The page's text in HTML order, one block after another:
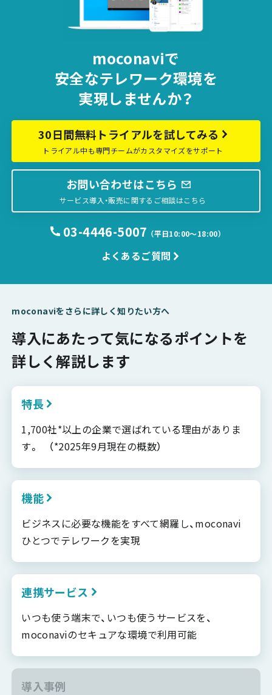
moconaviで
安全なテレワーク環境を
実現しませんか？
30日間無料トライアルを試してみる
トライアル中も専門チームがカスタマイズをサポート
お問い合わせはこちら
サービス導入・販売に関するご相談はこちら
03-4446-5007 （平日10:00〜18:00）
よくあるご質問
moconaviをさらに詳しく知りたい方へ
導入にあたって気になるポイントを
詳しく解説します
特長
1,700社*以上の企業で選ばれている理由がありま
す。 （*2025年9月現在の概数）
機能
ビジネスに必要な機能をすべて網羅し、moconavi
ひとつでテレワークを実現
連携サービス
いつも使う端末で、いつも使うサービスを、
moconaviのセキュアな環境で利用可能
導入事例